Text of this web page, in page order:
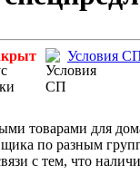
Условия
товарами для
по разным
с тем, что